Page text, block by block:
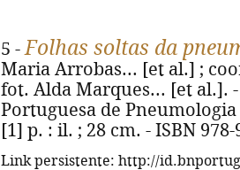
5 -Folhas soltas da
Maria Arrobas... [et al.] ;
fot. Alda Marques... [et al.].
Portuguesa de Pneumologia
[1] p. : il. ; 28 cm. - ISBN 978-
Link persistente: http://